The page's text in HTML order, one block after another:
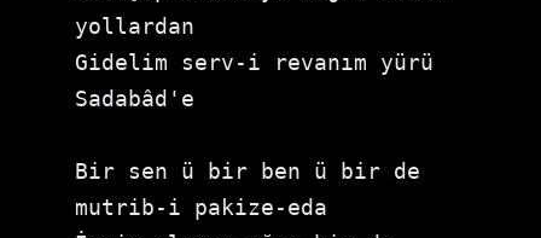
yollardan
Gidelim serv-i revanım yürü
Sadabâd'e
Bir sen ü bir ben ü bir de
mutrib-i pakize-eda